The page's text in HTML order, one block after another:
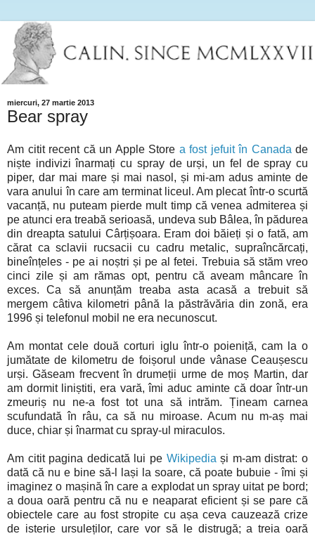
miercuri, 27 martie 2013
Bear spray
Am citit recent că un Apple Store a fost jefuit în Canada de
niște indivizi înarmați cu spray de urși, un fel de spray cu
piper, dar mai mare și mai nasol, și mi-am adus aminte de
vara anului în care am terminat liceul. Am plecat într-o scurtă
vacanță, nu puteam pierde mult timp că venea admiterea și
pe atunci era treabă serioasă, undeva sub Bâlea, în pădurea
din dreapta satului Cârțișoara. Eram doi băieți și o fată, am
cărat ca sclavii rucsacii cu cadru metalic, supraîncărcați,
bineînțeles - pe ai noștri și pe al fetei. Trebuia să stăm vreo
cinci zile și am rămas opt, pentru că aveam mâncare în
exces. Ca să anunțăm treaba asta acasă a trebuit să
mergem câtiva kilometri până la păstrăvăria din zonă, era
1996 și telefonul mobil ne era necunoscut.
Am montat cele două corturi iglu într-o poieniță, cam la o
jumătate de kilometru de foișorul unde vânase Ceaușescu
urși. Găseam frecvent în drumeții urme de moș Martin, dar
am dormit liniștiti, era vară, îmi aduc aminte că doar într-un
zmeuriș nu ne-a fost tot una să intrăm. Țineam carnea
scufundată în râu, ca să nu miroase. Acum nu m-aș mai
duce, chiar și înarmat cu spray-ul miraculos.
Am citit pagina dedicată lui pe Wikipedia și m-am distrat: o
dată că nu e bine să-l lași la soare, că poate bubuie - îmi și
imaginez o mașină în care a explodat un spray uitat pe bord;
a doua oară pentru că nu e neaparat eficient și se pare că
obiectele care au fost stropite cu așa ceva cauzează crize
de isterie ursuleților, care vor să le distrugă; a treia oară